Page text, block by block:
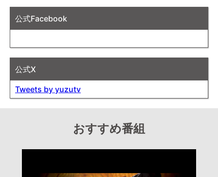
公式Facebook
公式X
Tweets by yuzutv
おすすめ番組